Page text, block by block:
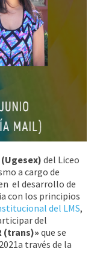
del Liceo
a cargo de
el desarrollo de
con los principios
del LMS,
del
(trans)» que se
través de la